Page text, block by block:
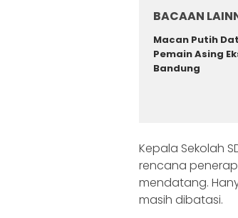
BACAAN
Macan Putih
Pemain Asing
Bandung
Kepala Sekolah
rencana
mendatang.
masih dibatasi.